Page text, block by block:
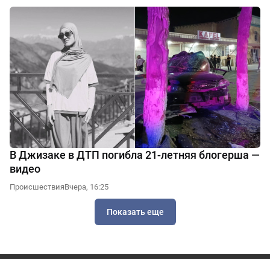
В Джизаке в ДТП погибла 21-летняя блогерша —
видео
ПроисшествияВчера, 16:25
Показать еще